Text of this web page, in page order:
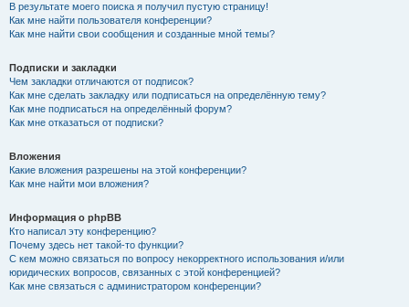
В результате моего поиска я получил пустую страницу!
Как мне найти пользователя конференции?
Как мне найти свои сообщения и созданные мной темы?
Подписки и закладки
Чем закладки отличаются от подписок?
Как мне сделать закладку или подписаться на определённую тему?
Как мне подписаться на определённый форум?
Как мне отказаться от подписки?
Вложения
Какие вложения разрешены на этой конференции?
Как мне найти мои вложения?
Информация о phpBB
Кто написал эту конференцию?
Почему здесь нет такой-то функции?
С кем можно связаться по вопросу некорректного использования и/или
юридических вопросов, связанных с этой конференцией?
Как мне связаться с администратором конференции?